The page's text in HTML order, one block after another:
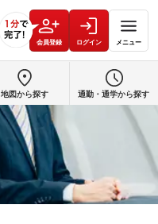
会員登録 ログイン メニュー
地図から探す 通勤・通学から探す